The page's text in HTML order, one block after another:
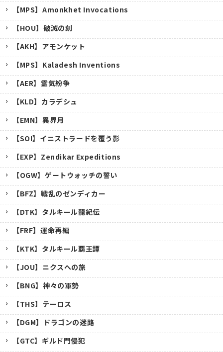
【MPS】Amonkhet Invocations
【HOU】破滅の刻
【AKH】アモンケット
【MPS】Kaladesh Inventions
【AER】霊気紛争
【KLD】カラデシュ
【EMN】異界月
【SOI】イニストラードを覆う影
【EXP】Zendikar Expeditions
【OGW】ゲートウォッチの誓い
【BFZ】戦乱のゼンディカー
【DTK】タルキール龍紀伝
【FRF】運命再編
【KTK】タルキール覇王譚
【JOU】ニクスへの旅
【BNG】神々の軍勢
【THS】テーロス
【DGM】ドラゴンの迷路
【GTC】ギルド門侵犯